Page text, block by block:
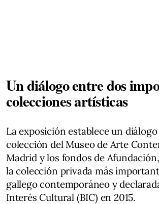
Un diálogo entre dos
colecciones artísticas
La exposición establece un
colección del Museo de Arte
Madrid y los fondos de
la colección privada más
gallego contemporáneo y
Interés Cultural (BIC) en 2015.